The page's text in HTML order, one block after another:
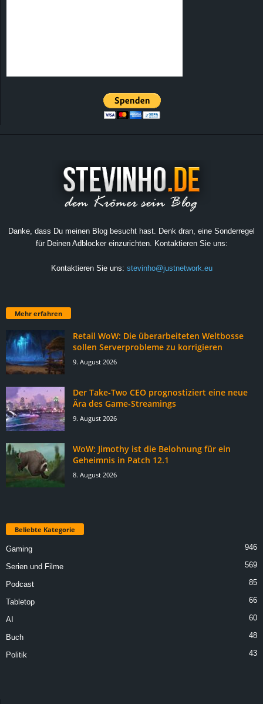
Danke, dass Du meinen Blog besucht hast. Denk dran, eine Sonderregel
für Deinen Adblocker einzurichten. Kontaktieren Sie uns:
Kontaktieren Sie uns: stevinho@justnetwork.eu
Mehr erfahren
Retail WoW: Die überarbeiteten Weltbosse
sollen Serverprobleme zu korrigieren
9. August 2026
Der Take-Two CEO prognostiziert eine neue
Ära des Game-Streamings
9. August 2026
WoW: Jimothy ist die Belohnung für ein
Geheimnis in Patch 12.1
8. August 2026
Beliebte Kategorie
Gaming 946
Serien und Filme 569
Podcast 85
Tabletop 66
AI 60
Buch 48
Politik 43